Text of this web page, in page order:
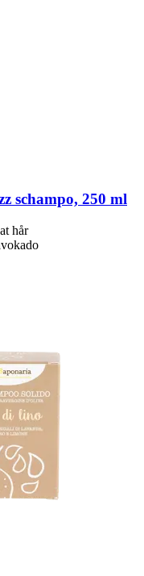
schampo, 250 ml
hår